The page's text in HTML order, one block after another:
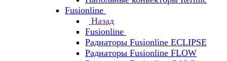
Fusionline
Назад
Fusionline
Радиаторы Fusionline ECLIPSE
Радиаторы Fusionline FLOW